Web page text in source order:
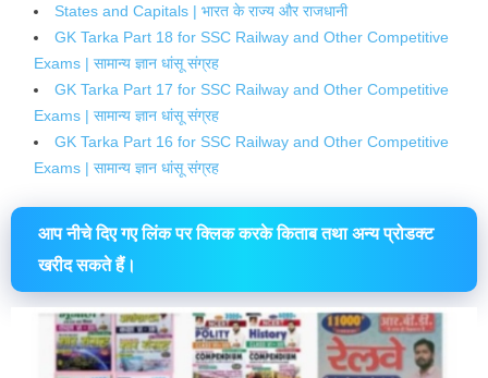
States and Capitals | भारत के राज्य और राजधानी
GK Tarka Part 18 for SSC Railway and Other Competitive
Exams | सामान्य ज्ञान धांसू संग्रह
GK Tarka Part 17 for SSC Railway and Other Competitive
Exams | सामान्य ज्ञान धांसू संग्रह
GK Tarka Part 16 for SSC Railway and Other Competitive
Exams | सामान्य ज्ञान धांसू संग्रह
आप नीचे दिए गए लिंक पर क्लिक करके किताब तथा अन्य प्रोडक्ट
खरीद सकते हैं।